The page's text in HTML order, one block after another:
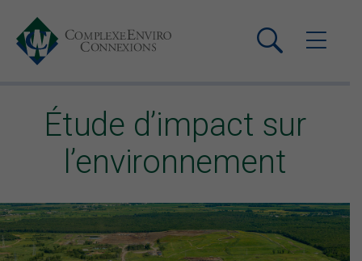
Étude d’impact sur
l’environnement